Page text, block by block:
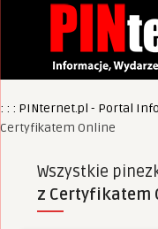
: : : PINternet.pl - Portal
Certyfikatem Online
Wszystkie
z Certyfikatem